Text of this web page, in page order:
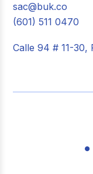
sac@buk.co
(601) 511 0470
Calle 94 # 11-30,